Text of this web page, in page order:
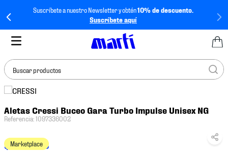
Suscríbete a nuestro Newsletter y obtén10% de descuento.
Suscríbete aquí
Buscar productos
Aletas Cressi Buceo Gara Turbo Impulse Unisex NG
Referencia:1097336002
Marketplace
$ 4805.18
BUSCADOS
2.
tenis hombre